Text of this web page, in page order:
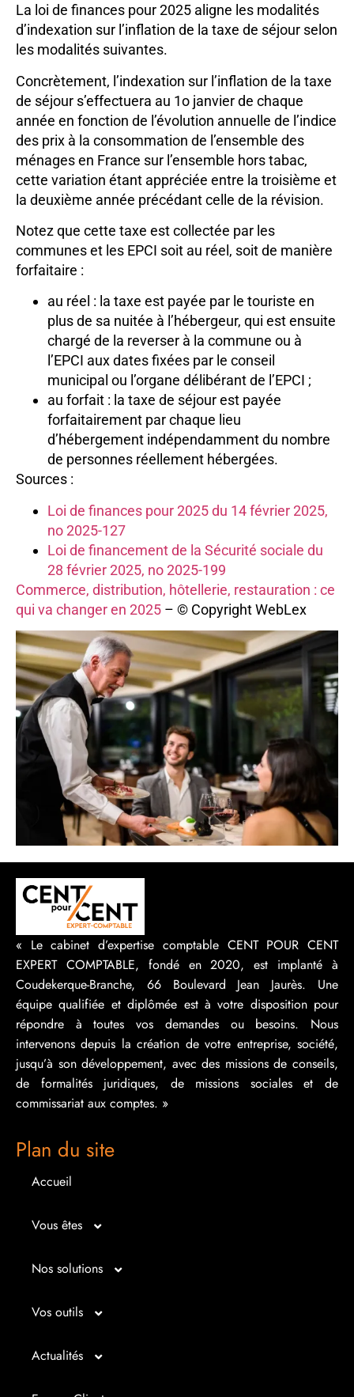
La loi de finances pour 2025 aligne les modalités
d’indexation sur l’inflation de la taxe de séjour selon
les modalités suivantes.
Concrètement, l’indexation sur l’inflation de la taxe
de séjour s’effectuera au 1o janvier de chaque
année en fonction de l’évolution annuelle de l’indice
des prix à la consommation de l’ensemble des
ménages en France sur l’ensemble hors tabac,
cette variation étant appréciée entre la troisième et
la deuxième année précédant celle de la révision.
Notez que cette taxe est collectée par les
communes et les EPCI soit au réel, soit de manière
forfaitaire :
au réel : la taxe est payée par le touriste en
plus de sa nuitée à l’hébergeur, qui est ensuite
chargé de la reverser à la commune ou à
l’EPCI aux dates fixées par le conseil
municipal ou l’organe délibérant de l’EPCI ;
au forfait : la taxe de séjour est payée
forfaitairement par chaque lieu
d’hébergement indépendamment du nombre
de personnes réellement hébergées.
Sources :
Loi de finances pour 2025 du 14 février 2025,
no 2025-127
Loi de financement de la Sécurité sociale du
28 février 2025, no 2025-199
Commerce, distribution, hôtellerie, restauration : ce
qui va changer en 2025 – © Copyright WebLex
« Le cabinet d’expertise comptable CENT POUR CENT
EXPERT COMPTABLE, fondé en 2020, est implanté à
Coudekerque-Branche, 66 Boulevard Jean Jaurès. Une
équipe qualifiée et diplômée est à votre disposition pour
répondre à toutes vos demandes ou besoins. Nous
intervenons depuis la création de votre entreprise, société,
jusqu’à son développement, avec des missions de conseils,
de formalités juridiques, de missions sociales et de
commissariat aux comptes. »
Plan du site
Accueil
Vous êtes
Micro entrepreneur
Créateur d’entreprise
Repreneur d’entreprise
Nos solutions
Entrepreunariat
Gestion
Juridique
Vos outils
Bilan imagé
Actualités